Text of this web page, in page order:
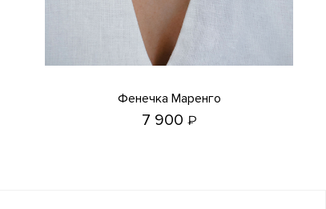
Фенечка Маренго
7 900 ₽